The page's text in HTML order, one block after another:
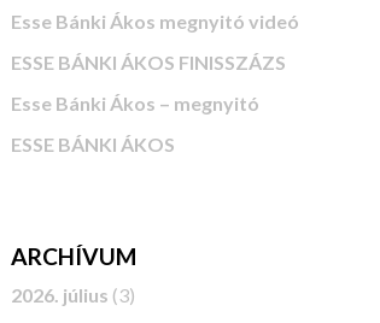
Esse Bánki Ákos megnyitó videó
ESSE BÁNKI ÁKOS FINISSZÁZS
Esse Bánki Ákos – megnyitó
ESSE BÁNKI ÁKOS
ARCHÍVUM
2026. július (3)